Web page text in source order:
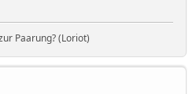
Paarung? (Loriot)